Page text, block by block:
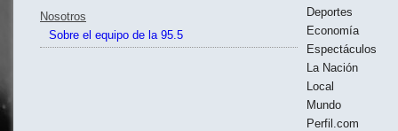
Nosotros
Sobre el equipo de la 95.5
Deportes
Economía
Espectáculos
La Nación
Local
Mundo
Perfil.com